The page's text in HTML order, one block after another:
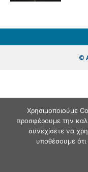
©
Χρησιμοποιούμε
προσφέρουμε την
συνεχίσετε να
υποθέσουμε ότι